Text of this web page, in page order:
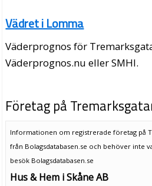
Vädret i Lomma
Väderprognos för
Väderprognos.nu eller SMHI.
Företag på
Informationen om registrerade företag på
från Bolagsdatabasen.se och behöver inte
besök Bolagsdatabasen.se
Hus & Hem i Skåne AB